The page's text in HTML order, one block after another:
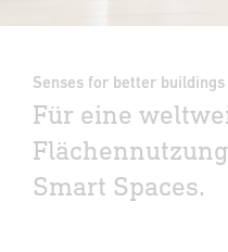
Senses for better buildings
Für eine
Smart Spaces.